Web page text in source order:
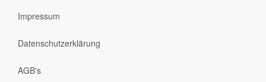
Impressum
Datenschutzerklärung
AGB's